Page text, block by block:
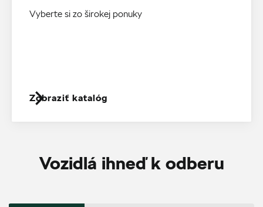
Vyberte si zo širokej ponuky
Zobraziť katalóg
Vozidlá ihneď k odberu